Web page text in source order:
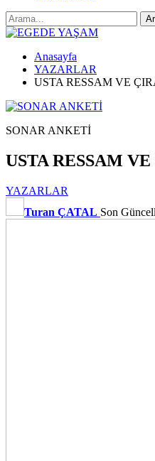
Anasayfa
YAZARLAR
USTA RESSAM VE
SONAR ANKETİ
USTA RESSAM
YAZARLAR
Turan ÇATAL Son